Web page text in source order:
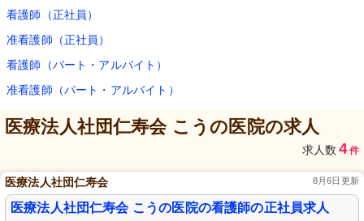
看護師（正社員）
准看護師（正社員）
看護師（パート・アルバイト）
准看護師（パート・アルバイト）
医療法人社団仁寿会 こうの医院の求人
求人数 4件
医療法人社団仁寿会 8月6日更新
医療法人社団仁寿会 こうの医院の看護師の正社員求人